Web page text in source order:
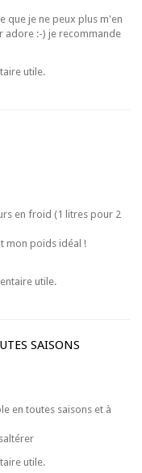
que je ne peux plus m'en
adore :-) je recommande
utile.
en froid (1 litres pour 2
mon poids idéal !
utile.
SAISONS
en toutes saisons et à
utile.